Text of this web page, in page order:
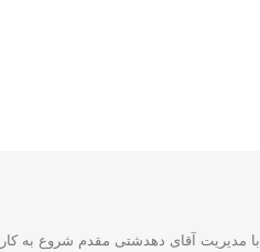
مجموعه مارون شاپ ابتدای سال 98 با مدیریت آقای دهدشتی مقدم شروع به کار